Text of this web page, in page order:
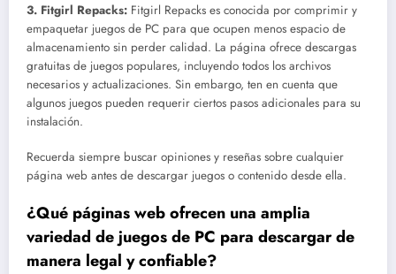
3. Fitgirl Repacks: Fitgirl Repacks es conocida por comprimir y
empaquetar juegos de PC para que ocupen menos espacio de
almacenamiento sin perder calidad. La página ofrece descargas
gratuitas de juegos populares, incluyendo todos los archivos
necesarios y actualizaciones. Sin embargo, ten en cuenta que
algunos juegos pueden requerir ciertos pasos adicionales para su
instalación.
Recuerda siempre buscar opiniones y reseñas sobre cualquier
página web antes de descargar juegos o contenido desde ella.
¿Qué páginas web ofrecen una amplia
variedad de juegos de PC para descargar de
manera legal y confiable?